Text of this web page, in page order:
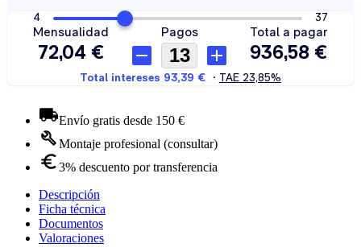
Envío gratis desde 150 €
Montaje profesional (consultar)
3% descuento por transferencia
Descripción
Ficha técnica
Documentos
Valoraciones